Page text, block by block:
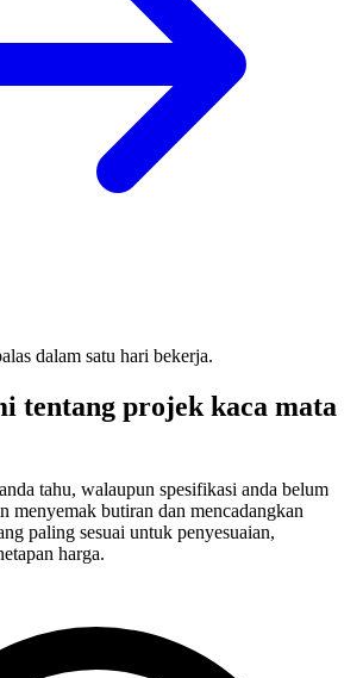
dalam satu hari bekerja.
tentang projek kaca mata
tahu, walaupun spesifikasi anda belum
menyemak butiran dan mencadangkan
paling sesuai untuk penyesuaian,
harga.